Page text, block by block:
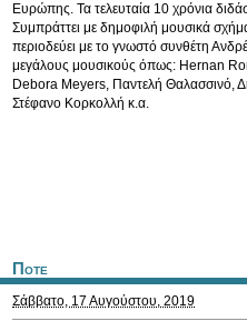
Ευρώπης. Τα τελευταία 10 χρόνια
Συμπράττει με δημοφιλή μουσικά
περιοδεύει με το γνωστό συνθέτη
μεγάλους μουσικούς όπως: Hernan
Debora Meyers, Παντελή Θαλασσινό,
Στέφανο Κορκολλή κ.α.
Ποτε
Σάββατο, 17 Αυγούστου, 2019